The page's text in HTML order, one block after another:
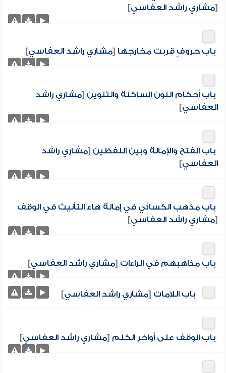
[مشاري راشد العفاسي]
باب حروفٍ قربت مخارجها [مشاري راشد العفاسي]
باب أحكام النون الساكنة والتنوين [مشاري راشد
العفاسي]
باب الفتح والإمالة وبين اللفظين [مشاري راشد
العفاسي]
باب مذهب الكسائي في إمالة هاء التأنيث في الوقف
[مشاري راشد العفاسي]
باب مذاهبهم في الراءات [مشاري راشد العفاسي]
باب اللامات [مشاري راشد العفاسي]
باب الوقف على أواخر الكلم [مشاري راشد العفاسي]